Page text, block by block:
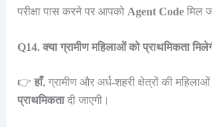
परीक्षा पास करने पर आपको Agent Codeमिल
Q14. क्या ग्रामीण महिलाओं को प्राथमिकता
👉 हाँ, ग्रामीण और अर्ध-शहरी क्षेत्रों की
प्राथमिकतादी जाएगी।